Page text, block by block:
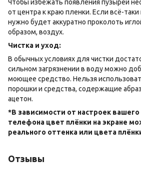
Чтобы избежать появления пузырей
от центра к краю пленки. Если всё-таки
нужно будет аккуратно проколоть
образом, воздух.
Чистка и уход:
В обычных условиях для чистки
сильном загрязнении в воду можно
моющее средство. Нельзя
порошки и средства, содержащие
ацетон.
*В зависимости от настроек
телефона цвет плёнки на экране
реального оттенка или цвета
Отзывы